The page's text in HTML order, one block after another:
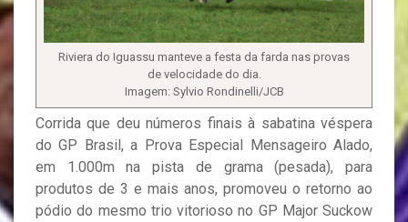
Riviera do Iguassu manteve a festa da farda nas provas
de velocidade do dia.
Imagem: Sylvio Rondinelli/JCB
Corrida que deu números finais à sabatina véspera
do GP Brasil, a Prova Especial Mensageiro Alado,
em 1.000m na pista de grama (pesada), para
produtos de 3 e mais anos, promoveu o retorno ao
pódio do mesmo trio vitorioso no GP Major Suckow